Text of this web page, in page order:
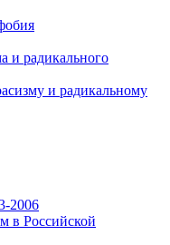
и радикального
и радикальному
2006
в Российской